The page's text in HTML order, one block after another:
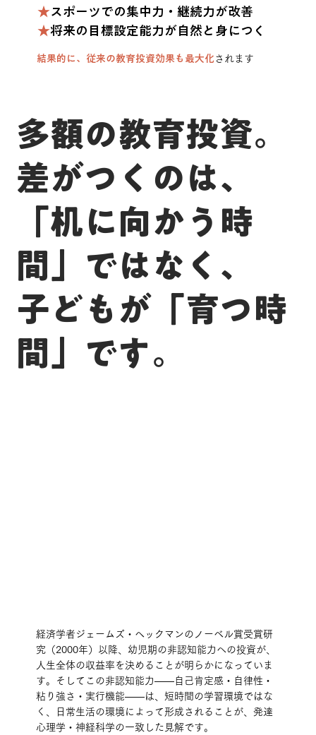
★スポーツでの集中力・継続力が改善
★将来の目標設定能力が自然と身につく
結果的に、従来の教育投資効果も最大化されます
多額の教育投資。
差がつくのは、
「机に向かう時
間」ではなく、
子どもが「育つ時
間」です。
経済学者ジェームズ・ヘックマンのノーベル賞受賞研
究（2000年）以降、幼児期の非認知能力への投資が、
人生全体の収益率を決めることが明らかになっていま
す。そしてこの非認知能力——自己肯定感・自律性・
粘り強さ・実行機能——は、短時間の学習環境ではな
く、日常生活の環境によって形成されることが、発達
心理学・神経科学の一致した見解です。